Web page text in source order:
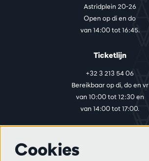
Astridplein 20-26
Open op di en do
van 14:00 tot 16:45.
Ticketlijn
+32 3 213 54 06
Bereikbaar op di, do en vr
van 10:00 tot 12:30 en
van 14:00 tot 17:00.
Cookies